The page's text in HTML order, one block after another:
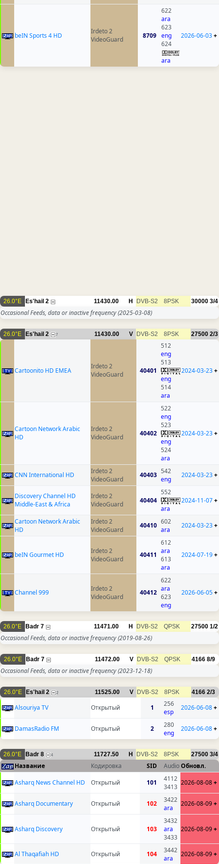
beIN Sports 4 HD
Irdeto 2
VideoGuard
8709
622
ara
623
eng
624
ara
2026-06-03+
26.0°E Es'hail 2 11430.00 H DVB-S2 8PSK 30000 3/4
Occasional Feeds, data or inactive frequency(2025-03-08)
26.0°E Es'hail 2 7 11430.00 V DVB-S2 8PSK 27500 2/3
Cartoonito HD EMEA
Irdeto 2
VideoGuard
40401
512
eng
513
eng
514
ara
2024-03-23+
Cartoon Network Arabic
HD
Irdeto 2
VideoGuard
40402
522
eng
523
eng
524
ara
2024-03-23+
CNN International HD
Irdeto 2
VideoGuard
40403 542
eng
2024-03-23+
Discovery Channel HD
Middle-East & Africa
Irdeto 2
VideoGuard
40404
552
ara
2024-11-07+
Cartoon Network Arabic
HD
Irdeto 2
VideoGuard
40410 602
ara
2024-03-23+
beIN Gourmet HD
Irdeto 2
VideoGuard
40411
612
ara
613
ara
2024-07-19+
Channel 999
Irdeto 2
VideoGuard
40412
622
ara
623
eng
2026-06-05+
26.0°E Badr 7 11471.00 H DVB-S2 QPSK 27500 1/2
Occasional Feeds, data or inactive frequency(2019-08-26)
26.0°E Badr 7 11472.00 V DVB-S2 QPSK 4166 8/9
Occasional Feeds, data or inactive frequency(2023-12-18)
26.0°E Es'hail 2 2 11525.00 V DVB-S2 8PSK 4166 2/3
Alsouriya TV Открытый 1
256
esp
2026-06-08+
DamasRadio FM Открытый 2
280
eng
2026-06-08+
26.0°E Badr 8 4 11727.50 H DVB-S2 8PSK 27500 3/4
Название Кодировка SID AudioОбновл.
Asharq News Channel HD
Открытый 101
4112
3413
2026-08-08+
Asharq Documentary Открытый 102
3422
ara
2026-08-09+
Asharq Discovery Открытый 103
3432
ara
3433
2026-08-09+
Al Thaqafiah HD Открытый 104
3442
ara
2026-08-09+